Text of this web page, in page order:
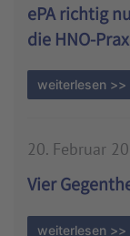
ePA richtig
die HNO-
weiterlesen >>
20. Februar
Vier
weiterlesen >>